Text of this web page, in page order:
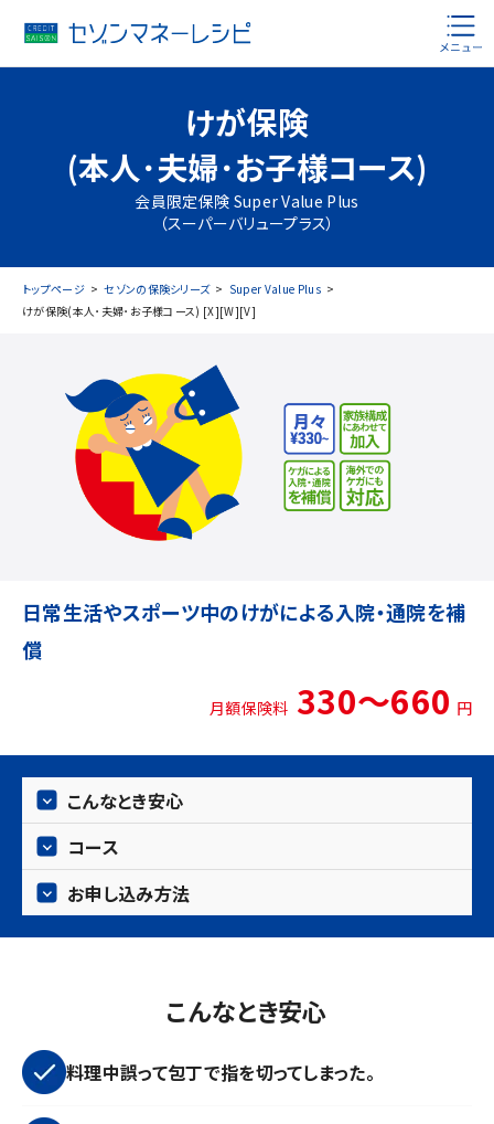
けが保険
(本人･夫婦･お子様コース)
会員限定保険 Super Value Plus
（スーパーバリュープラス）
トップページ セゾンの保険シリーズ
Super Value Plus
けが保険(本人･夫婦･お子様コース) [X][W][V]
日常生活やスポーツ中のけがによる入院・通院を補
償
月額保険料 330〜660 円
こんなとき安心
コース
お申し込み方法
こんなとき安心
料理中誤って包丁で指を切ってしまった。